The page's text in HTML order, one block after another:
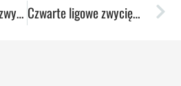
Passa trwa! Drugie zwycięstwo z rzędu w EuroCup Czwarte ligowe zwycięstwo. Akademiczki górą we Wrocławiu